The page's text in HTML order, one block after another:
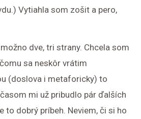
Vytiahla som zošit a pero,
dve, tri strany. Chcela som
sa neskôr vrátim
(doslova i metaforicky) to
mi už pribudlo pár ďalších
to dobrý príbeh. Neviem, či si ho